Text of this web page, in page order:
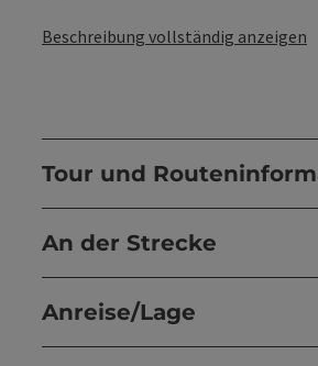
Beschreibung vollständig anzeigen
Tour und
An der Strecke
Anreise/Lage